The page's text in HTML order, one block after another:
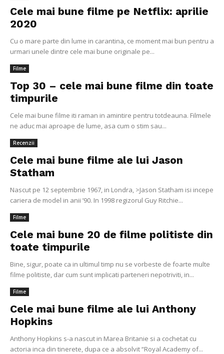
Cele mai bune filme pe Netflix: aprilie
2020
Cu o mare parte din lume in carantina, ce moment mai bun pentru a
urmari unele dintre cele mai bune originale pe...
Filme
Top 30 – cele mai bune filme din toate
timpurile
Cele mai bune filme iti raman in amintire pentru totdeauna. Filmele
ne aduc mai aproape de lume, asa cum o stim sau...
Recenzii
Cele mai bune filme ale lui Jason
Statham
Nascut pe 12 septembrie 1967, in Londra, >Jason Statham isi incepe
cariera de model in anii ’90. In 1998 regizorul Guy Ritchie...
Filme
Cele mai bune 20 de filme politiste din
toate timpurile
Bine, sigur, poate ca in ultimul timp nu se vorbeste de foarte multe
filme politiste, dar cum sunt implicati parteneri nepotriviti, in...
Filme
Cele mai bune filme ale lui Anthony
Hopkins
Anthony Hopkins s-a nascut in Marea Britanie si a cochetat cu
actoria inca din tinerete, dupa ce a absolvit “Royal Academy of...